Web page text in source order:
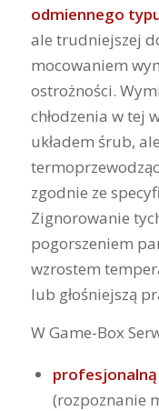
odmiennego
ale trudniejszej
mocowaniem
ostrożności.
chłodzenia w tej
układem śrub,
zgodnie ze
Zignorowanie
pogorszeniem
wzrostem
lub głośniejszą
W Game-Box
profesjonalną
(rozpoznanie